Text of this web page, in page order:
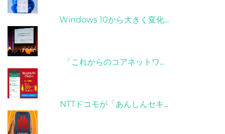
Windows 10から大きく変化...
「これからのコアネットワ...
NTTドコモが「あんしんセキ...